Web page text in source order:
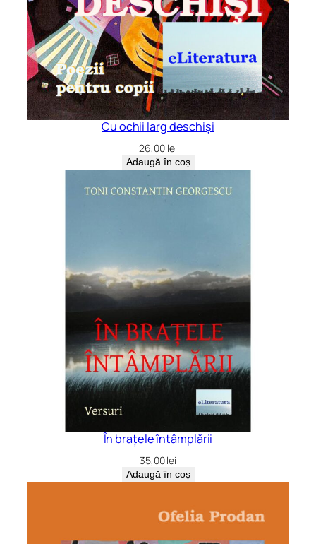
Cu ochii larg deschiși
26,00 lei
Adaugă în coș
În brațele întâmplării
35,00lei
Adaugă în coș